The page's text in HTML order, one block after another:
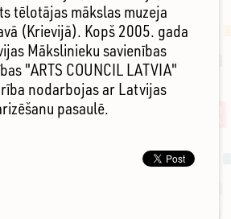
tēlotājas mākslas muzeja
(Krievijā). Kopš 2005. gada
Mākslinieku savienības
"ARTS COUNCIL LATVIA"
nodarbojas ar Latvijas
pasaulē.